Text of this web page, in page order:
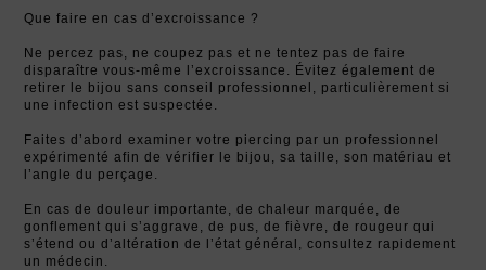
Que faire en cas d’excroissance ?
Ne percez pas, ne coupez pas et ne tentez pas de faire
disparaître vous-même l’excroissance. Évitez également de
retirer le bijou sans conseil professionnel, particulièrement si
une infection est suspectée.
Faites d’abord examiner votre piercing par un professionnel
expérimenté afin de vérifier le bijou, sa taille, son matériau et
l’angle du perçage.
En cas de douleur importante, de chaleur marquée, de
gonflement qui s’aggrave, de pus, de fièvre, de rougeur qui
s’étend ou d’altération de l’état général, consultez rapidement
un médecin.